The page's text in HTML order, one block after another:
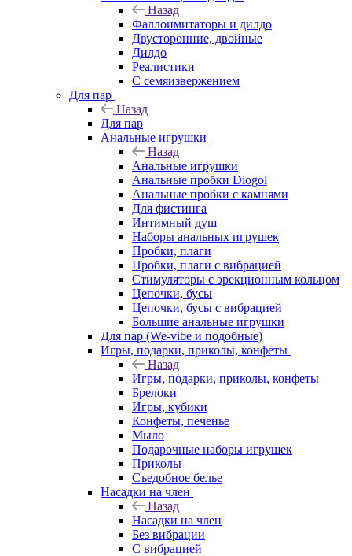
Назад
Фаллоимитаторы и дилдо
Двусторонние, двойные
Дилдо
Реалистики
С семяизвержением
Для пар
Назад
Для пар
Анальные игрушки
Назад
Анальные игрушки
Анальные пробки Diogol
Анальные пробки с камнями
Для фистинга
Интимный душ
Наборы анальных игрушек
Пробки, плаги
Пробки, плаги с вибрацией
Стимуляторы с эрекционным кольцом
Цепочки, бусы
Цепочки, бусы с вибрацией
Большие анальные игрушки
Для пар (We-vibe и подобные)
Игры, подарки, приколы, конфеты
Назад
Игры, подарки, приколы, конфеты
Брелоки
Игры, кубики
Конфеты, печенье
Мыло
Подарочные наборы игрушек
Приколы
Съедобное белье
Насадки на член
Назад
Насадки на член
Без вибрации
С вибрацией